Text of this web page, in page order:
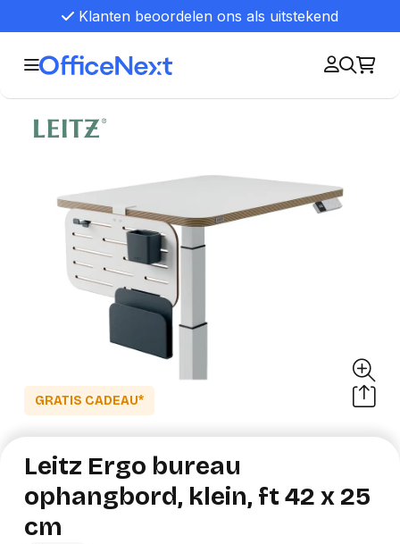
Klanten beoordelen ons als uitstekend
GRATIS CADEAU*
Leitz Ergo bureau
ophangbord, klein, ft 42 x 25
cm